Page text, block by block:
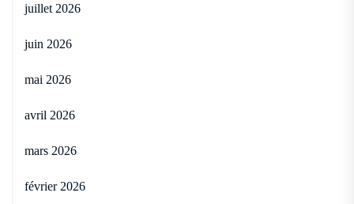
juillet 2026
juin 2026
mai 2026
avril 2026
mars 2026
février 2026